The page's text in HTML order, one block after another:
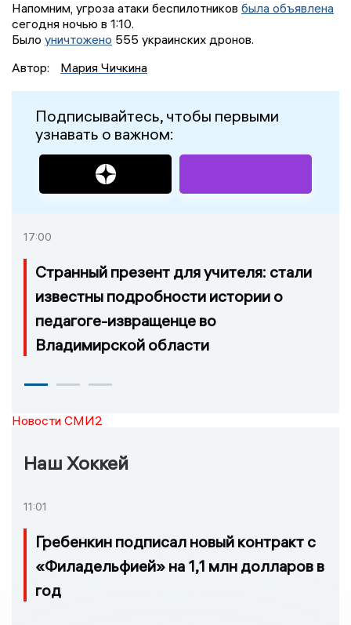
Напомним, угроза атаки беспилотников была объявлена
сегодня ночью в 1:10.
Было уничтожено 555 украинских дронов.
Автор:
Мария Чичкина
Подписывайтесь, чтобы первыми
узнавать о важном:
17:00
Странный презент для учителя: стали
известны подробности истории о
педагоге-извращенце во
Владимирской области
Новости СМИ2
Наш Хоккей
11:01
Гребенкин подписал новый контракт с
«Филадельфией» на 1,1 млн долларов в
год